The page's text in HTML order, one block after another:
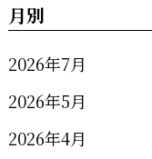
月別
2026年7月
2026年5月
2026年4月